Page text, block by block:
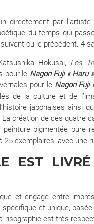
directement par
du temps qui
ou le précèdent. 4
Hokusai, Les
pour le Nagori Fuji « Haru »
pour le Nagori Fuji
de la culture et de
japonaises ainsi
création de ces quatre
pigmentée pure
exemplaires, avec une
EST
et engagé entre
et unique,
risographie est très